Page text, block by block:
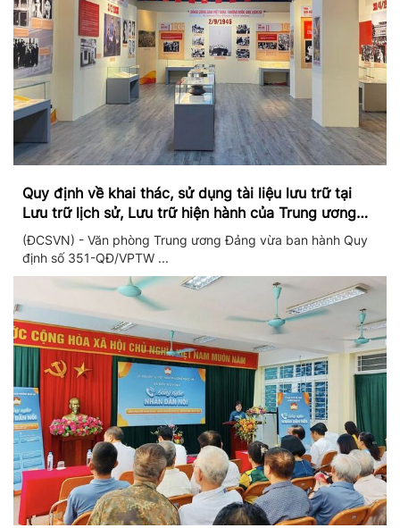
Quy định về khai thác, sử dụng tài liệu lưu trữ tại
Lưu trữ lịch sử, Lưu trữ hiện hành của Trung ương
Đảng và Văn phòng Trung ương Đảng
(ĐCSVN) - Văn phòng Trung ương Đảng vừa ban hành Quy
định số 351-QĐ/VPTW ...